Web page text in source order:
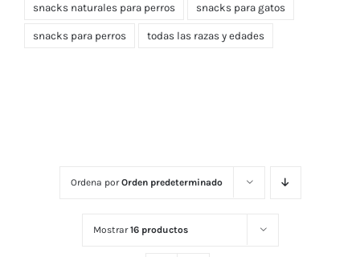
Ordena porOrden predeterminado
Mostrar16 productos
snacks naturales para perros snacks para gatos
snacks para perros todas las razas y edades